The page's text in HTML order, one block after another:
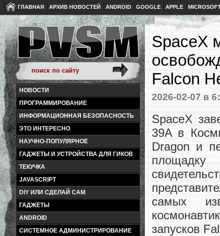
ГЛАВНАЯ АРХИВ НОВОСТЕЙ ANDROID GOOGLE APPLE
НОВОСТИ
ПРОГРАММИРОВАНИЕ
ИНФОРМАЦИОННАЯ БЕЗОПАСНОСТЬ
ЭТО ИНТЕРЕСНО
НАУЧНО-ПОПУЛЯРНОЕ
ГАДЖЕТЫ И УСТРОЙСТВА ДЛЯ ГИКОВ
ТЕКУЧКА
JAVASCRIPT
DIY ИЛИ СДЕЛАЙ САМ
ГАДЖЕТЫ
ANDROID
СИСТЕМНОЕ АДМИНИСТРИРОВАНИЕ
SpaceX
Falcon
2026-02-07 в
SpaceX
39A в
Dragon и
самых
запусков